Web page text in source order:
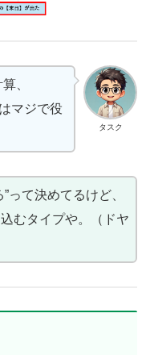
タスク
、
マジで役
って決めてるけど、
むタイプや。（ドヤ